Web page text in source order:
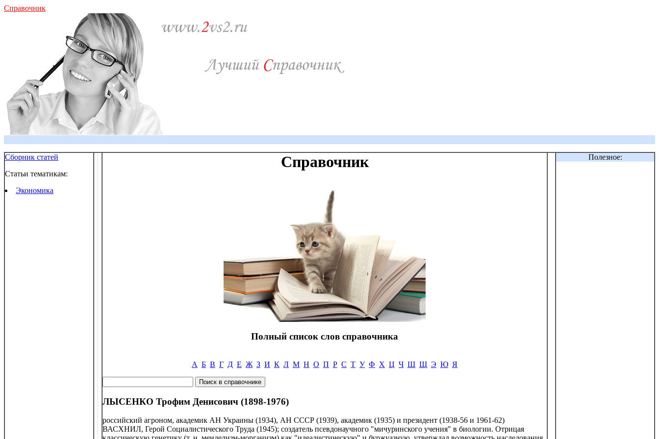
Справочник
Сборник статей
Статьи тематикам:
Экономика
Справочник
Полный список слов справочника
А Б В Г Д Е Ж З И К Л М Н О П Р С Т У Ф Х Ц Ч Ш Щ Э Ю Я
ЛЫСЕНКО Трофим Денисович (1898-1976)
российский агроном, академик АН Украины (1934), АН СССР (1939), академик (1935) и президент (1938-56 и 1961-62)
ВАСХНИЛ, Герой Социалистического Труда (1945); создатель псевдонаучного "мичуринского учения" в биологии. Отрицая
Полезное: